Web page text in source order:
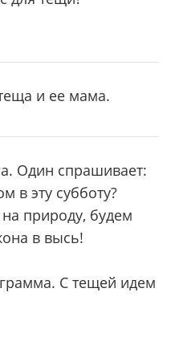
и ее мама.
Один спрашивает:
в эту субботу?
природу, будем
в высь!
С тещей идем